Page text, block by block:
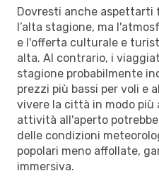
Dovresti anche
l’alta stagione, ma
e l'offerta culturale e
alta. Al contrario, i
stagione probabilmente
prezzi più bassi per voli e
vivere la città in modo più
attività all'aperto
delle condizioni
popolari meno affollate,
immersiva.